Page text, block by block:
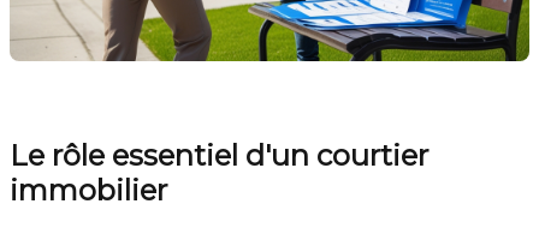
Le rôle essentiel d'un courtier
immobilier